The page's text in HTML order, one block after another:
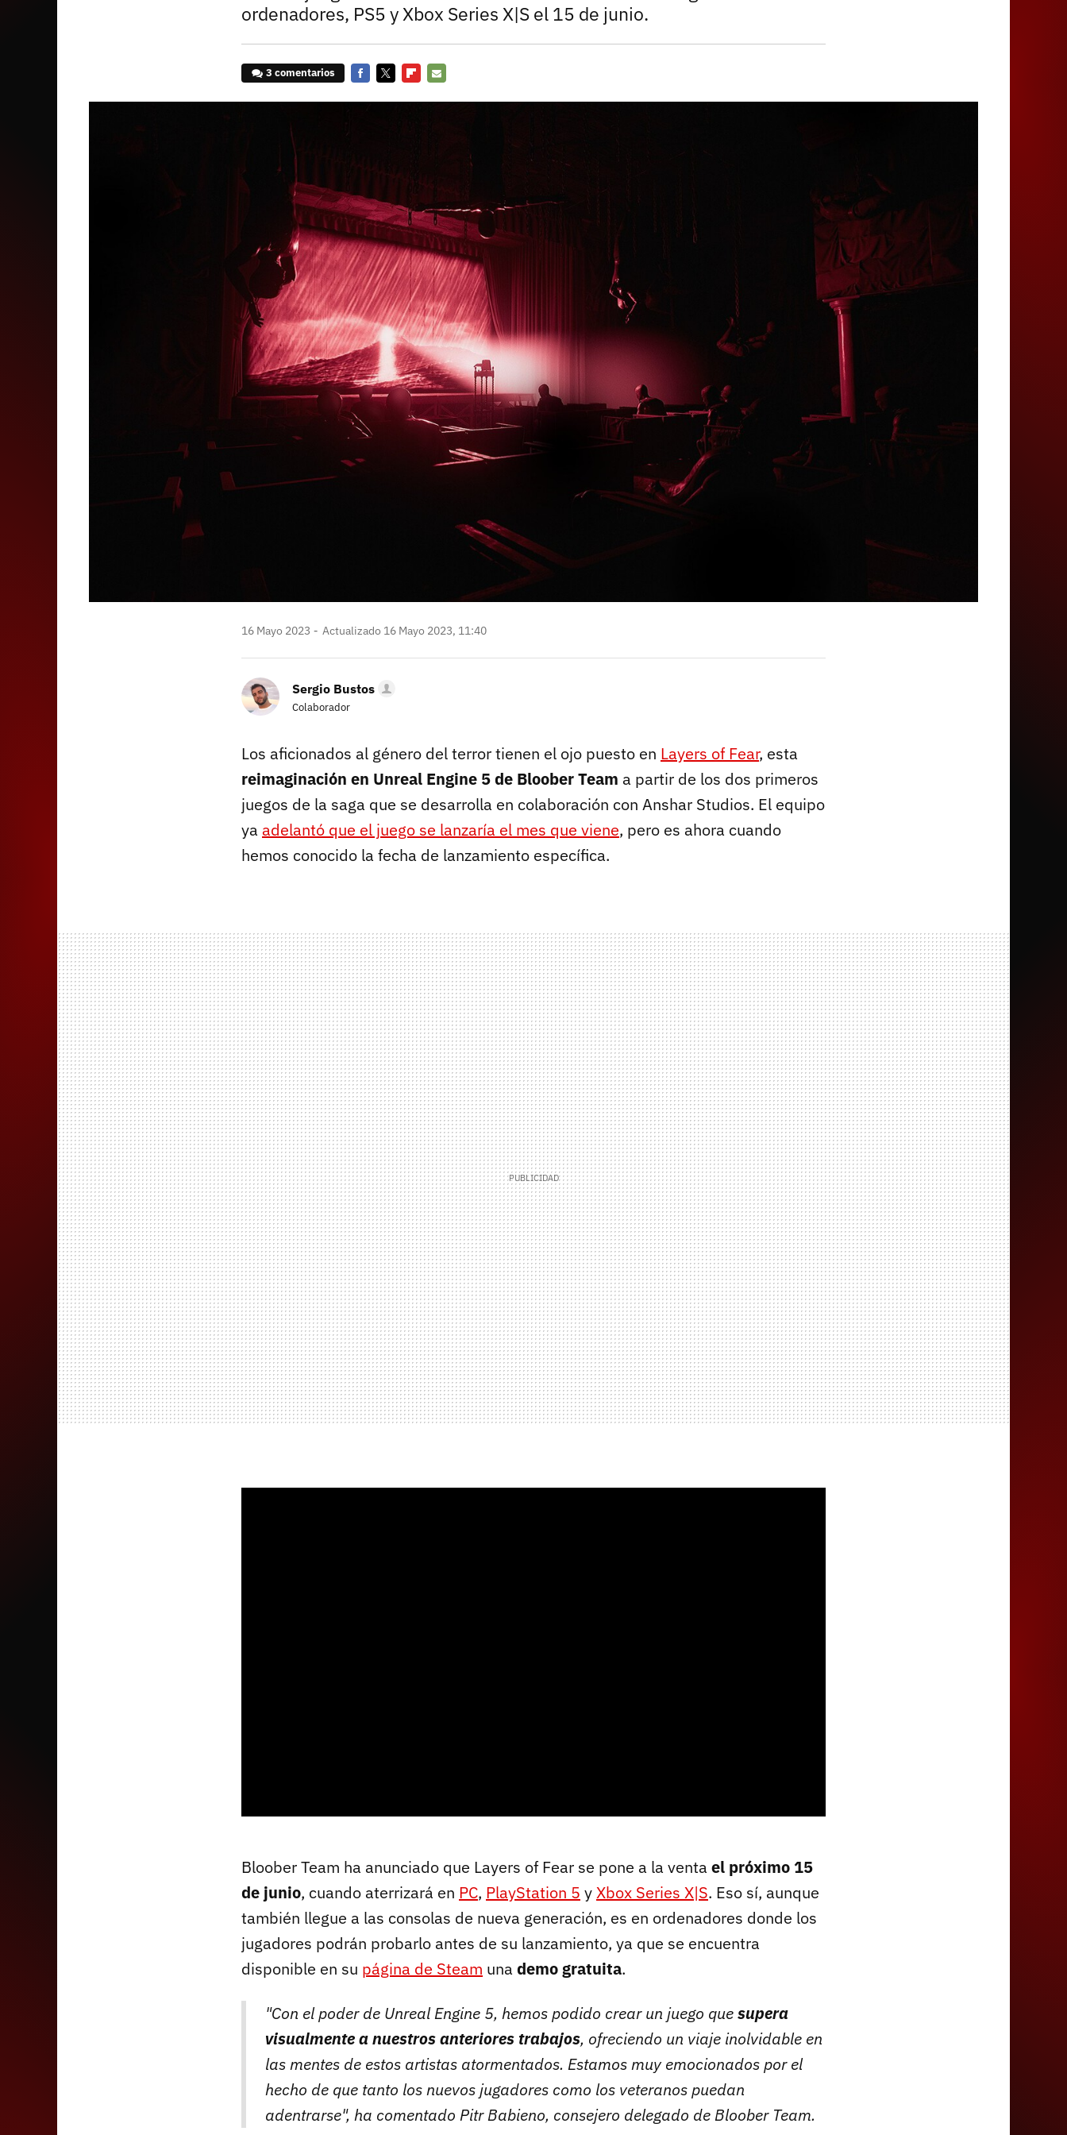
ordenadores, PS5 y Xbox Series X|S el 15 de junio.
3 comentarios
16 Mayo 2023 Actualizado 16 Mayo 2023, 11:40
Sergio Bustos
Colaborador
Los aficionados al género del terror tienen el ojo puesto en Layers of Fear, esta
reimaginación en Unreal Engine 5 de Bloober Team a partir de los dos primeros
juegos de la saga que se desarrolla en colaboración con Anshar Studios. El equipo
ya adelantó que el juego se lanzaría el mes que viene, pero es ahora cuando
hemos conocido la fecha de lanzamiento específica.
Bloober Team ha anunciado que Layers of Fear se pone a la venta el próximo 15
de junio, cuando aterrizará en PC, PlayStation 5 yXbox Series X|S. Eso sí, aunque
también llegue a las consolas de nueva generación, es en ordenadores donde los
jugadores podrán probarlo antes de su lanzamiento, ya que se encuentra
disponible en su página de Steam una demo gratuita.
"Con el poder de Unreal Engine 5, hemos podido crear un juego quesupera
visualmente a nuestros anteriores trabajos, ofreciendo un viaje inolvidable en
las mentes de estos artistas atormentados. Estamos muy emocionados por el
hecho de que tanto los nuevos jugadores como los veteranos puedan
adentrarse", ha comentado Pitr Babieno, consejero delegado de Bloober Team.